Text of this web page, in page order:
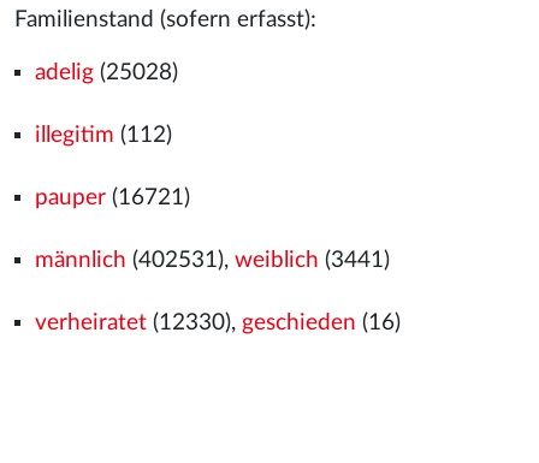
Familienstand (sofern erfasst):
adelig(25028)
illegitim (112)
pauper(16721)
männlich (402531), weiblich (3441)
verheiratet(12330), geschieden (16)